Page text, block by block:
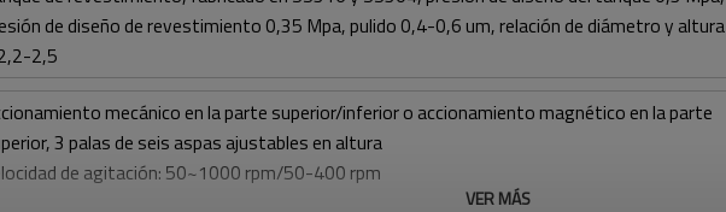
de diseño de revestimiento 0,35 Mpa, pulido 0,4-0,6 um, relación de diámetro y altura
2,5
mecánico en la parte superior/inferior o accionamiento magnético en la parte
3 palas de seis aspas ajustables en altura
de agitación: 50~1000 rpm/50-400 rpm
VER MÁS